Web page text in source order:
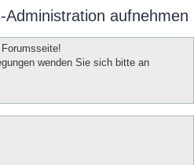
aufnehmen
wenden Sie sich bitte an